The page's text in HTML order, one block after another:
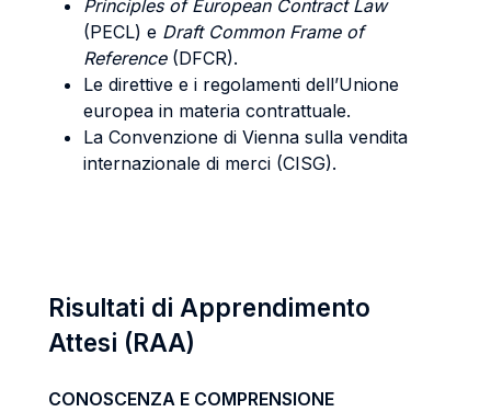
Principles of European Contract Law
(PECL) e Draft Common Frame of
Reference(DFCR).
Le direttive e i regolamenti dell’Unione
europea in materia contrattuale.
La Convenzione di Vienna sulla vendita
internazionale di merci (CISG).
Risultati di Apprendimento
Attesi (RAA)
CONOSCENZA E COMPRENSIONE